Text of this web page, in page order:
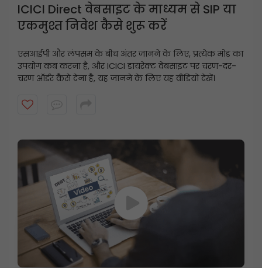
ICICI Direct वेबसाइट के माध्यम से SIP या
एकमुश्त निवेश कैसे शुरू करें
एसआईपी और लंपसम के बीच अंतर जानने के लिए, प्रत्येक मोड का
उपयोग कब करना है, और ICICI डायरेक्ट वेबसाइट पर चरण-दर-
चरण ऑर्डर कैसे देना है, यह जानने के लिए यह वीडियो देखें।